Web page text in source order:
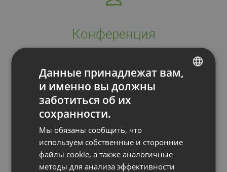
Конференция
Участники могут разговаривать друг с
другом. все могут принимать участие в
беседе, как и на обычной онлайн-
конференции. Этот тип мероприятия
доступен, только если число участников
не превышает 40.
RUSSIAN
Данные принадлежат вам,
и именно вы должны
заботиться об их
сохранности.
Мы обязаны сообщить, что
используем собственные и сторонние
файлы cookie, а также аналогичные
методы для анализа эффективности